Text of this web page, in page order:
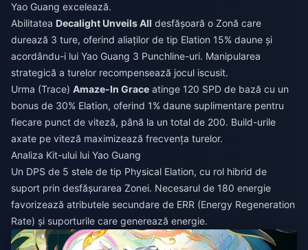
Yao Guang excelează.
Abilitatea Decalight Unveils All desfășoară o Zonă care
durează 3 ture, oferind aliaților de tip Elation 15% daune și
acordându-i lui Yao Guang 3 Punchline-uri. Manipularea
strategică a turelor recompensează jocul iscusit.
Urma (Trace) Amaze-In Grace atinge 120 SPD de bază cu un
bonus de 30% Elation, oferind 1% daune suplimentare pentru
fiecare punct de viteză, până la un total de 200. Build-urile
axate pe viteză maximizează frecvența turelor.
Analiza Kit-ului lui Yao Guang
Un DPS de 5 stele de tip Physical Elation, cu rol hibrid de
suport prin desfășurarea Zonei. Necesarul de 180 energie
favorizează atributele secundare de ERR (Energy Regeneration
Rate) și suporturile care generează energie.